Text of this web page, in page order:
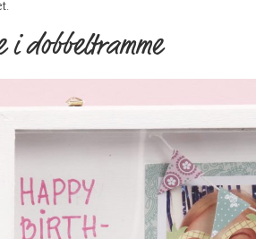
i dobbeltramme